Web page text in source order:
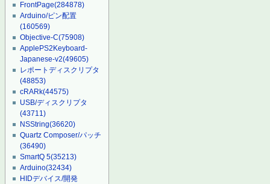
FrontPage(284878)
Arduino/ピン配置
(160569)
Objective-C(75908)
ApplePS2Keyboard-
Japanese-v2(49605)
レポートディスクリプタ
(48853)
cRARk(44575)
USB/ディスクリプタ
(43711)
NSString(36620)
Quartz Composer/パッチ
(36490)
SmartQ 5(35213)
Arduino(32434)
HIDデバイス/開発